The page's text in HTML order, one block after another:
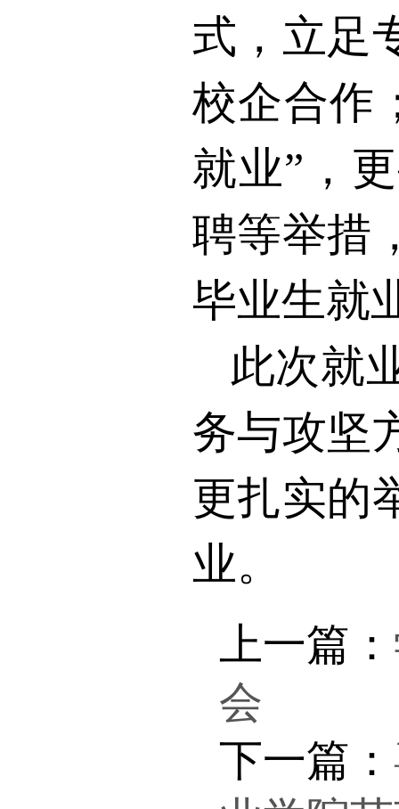
式，立足
校企合作
就业”，
聘等举措
毕业生就
此次就
务与攻坚
更扎实的
业。
上一篇：
会
下一篇：